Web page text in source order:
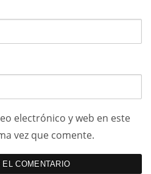
electrónico y web en este
vez que comente.